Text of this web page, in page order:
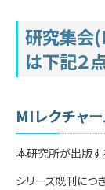
採択研究・報
イベント情報
研究代表者専用
学内専用
研究集会
は下記２
MIレクチャー
本研究所が出版す
シリーズ既刊につ